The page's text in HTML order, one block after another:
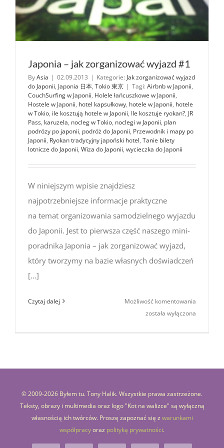
Japonia – jak zorganizować wyjazd #1
ByAsia | 02.09.2013 | Kategorie: Jak zorganizować wyjazd
do Japonii, Japonia 日本, Tokio 東京 | Tagi: Airbnb w Japonii,
CouchSurfing w Japonii, Holele łańcuszkowe w Japonii,
Hostele w Japonii, hotel kapsułkowy, hotele w Japonii, hotele
w Tokio, ile kosztują hotele w Japonii, Ile kosztuje ryokan?, JR
Pass, karuzela, nocleg w Tokio, noclegi w Japonii, plan
podrózy po japonii, podróż do Japonii, Przewodnik i mapy po
Japonii, Ryokan tradycyjny japoński hotel, Tanie bilety
lotnicze do Japonii, Wiza do Japonii, wycieczka do Japonii
W niniejszym wpisie znajdziesz
najpotrzebniejsze informacje praktyczne
na temat organizowania samodzielnego wyjazdu
do Japonii. Jest to pierwsza część naszego mini-
poradnika Japonia – jak zorganizować wyjazd,
który tworzymy na bazie własnych doświadczeń
[...]
Czytaj dalej Możliwość komentowania
została wyłączona
© 2009-2026 Byłem tu. Tony Halik. Wszystkie prawa zastrzeżone.
Teksty, obrazy i multimedia oraz logo "Kot na walizce" są wyłączną
własnością ich twórców. Proszę zapoznać się z warunkami
współpracyoraz polityką prywatności.